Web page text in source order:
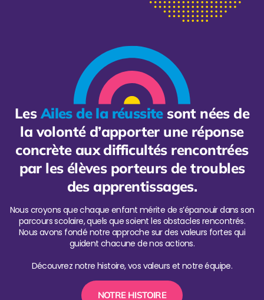
LesAiles de la réussitesont nées de
la volonté d’apporter une réponse
concrète aux difficultés rencontrées
par les élèves porteurs de troubles
des apprentissages.
Nous croyons que chaque enfant mérite de s’épanouir dans son
parcours scolaire, quels que soient les obstacles rencontrés.
Nous avons fondé notre approche sur des valeurs fortes qui
guident chacune de nos actions.
Découvrez notre histoire, vos valeurs et notre équipe.
NOTRE HISTOIRE